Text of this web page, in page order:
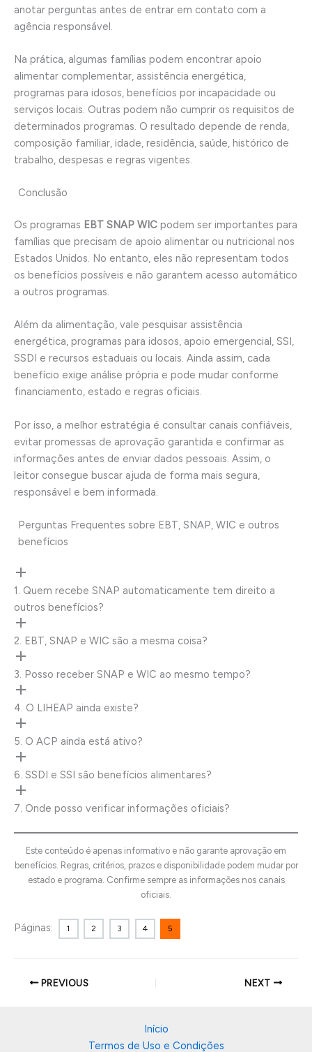
anotar perguntas antes de entrar em contato com a
agência responsável.
Na prática, algumas famílias podem encontrar apoio
alimentar complementar, assistência energética,
programas para idosos, benefícios por incapacidade ou
serviços locais. Outras podem não cumprir os requisitos de
determinados programas. O resultado depende de renda,
composição familiar, idade, residência, saúde, histórico de
trabalho, despesas e regras vigentes.
Conclusão
Os programas EBT SNAP WIC podem ser importantes para
famílias que precisam de apoio alimentar ou nutricional nos
Estados Unidos. No entanto, eles não representam todos
os benefícios possíveis e não garantem acesso automático
a outros programas.
Além da alimentação, vale pesquisar assistência
energética, programas para idosos, apoio emergencial, SSI,
SSDI e recursos estaduais ou locais. Ainda assim, cada
benefício exige análise própria e pode mudar conforme
financiamento, estado e regras oficiais.
Por isso, a melhor estratégia é consultar canais confiáveis,
evitar promessas de aprovação garantida e confirmar as
informações antes de enviar dados pessoais. Assim, o
leitor consegue buscar ajuda de forma mais segura,
responsável e bem informada.
Perguntas Frequentes sobre EBT, SNAP, WIC e outros
benefícios
1. Quem recebe SNAP automaticamente tem direito a
outros benefícios?
2. EBT, SNAP e WIC são a mesma coisa?
3. Posso receber SNAP e WIC ao mesmo tempo?
4. O LIHEAP ainda existe?
5. O ACP ainda está ativo?
6. SSDI e SSI são benefícios alimentares?
7. Onde posso verificar informações oficiais?
Este conteúdo é apenas informativo e não garante aprovação em
benefícios. Regras, critérios, prazos e disponibilidade podem mudar por
estado e programa. Confirme sempre as informações nos canais
oficiais.
Páginas: 1 2 3 4 5
PREVIOUS NEXT
Início
Termos de Uso e Condições